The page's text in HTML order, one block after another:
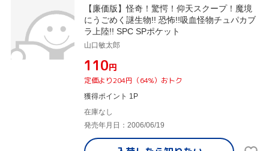
【廉価版】怪奇！驚愕！仰天スクープ！魔境
にうごめく謎生物!! 恐怖!!吸血怪物チュパカブ
ラ上陸!! SPC SPポケット
山口敏太郎
¥110円
定価より204円（64%）おトク
獲得ポイント 1P
在庫なし
発売年月日：2006/06/19